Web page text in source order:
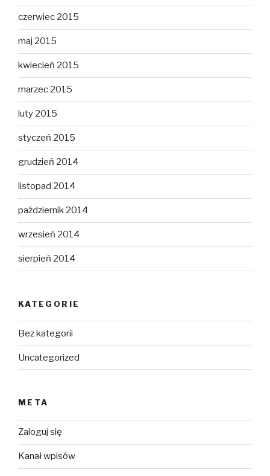
czerwiec 2015
maj 2015
kwiecień 2015
marzec 2015
luty 2015
styczeń 2015
grudzień 2014
listopad 2014
październik 2014
wrzesień 2014
sierpień 2014
KATEGORIE
Bez kategorii
Uncategorized
META
Zaloguj się
Kanał wpisów